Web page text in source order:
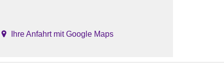
Ihre Anfahrt mit Google Maps